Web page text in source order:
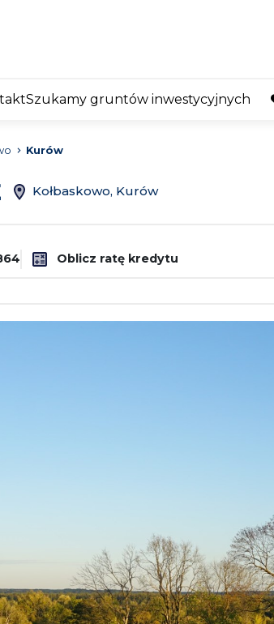
Szukamy gruntów inwestycyjnych
Kurów
Kołbaskowo, Kurów
Oblicz ratę kredytu